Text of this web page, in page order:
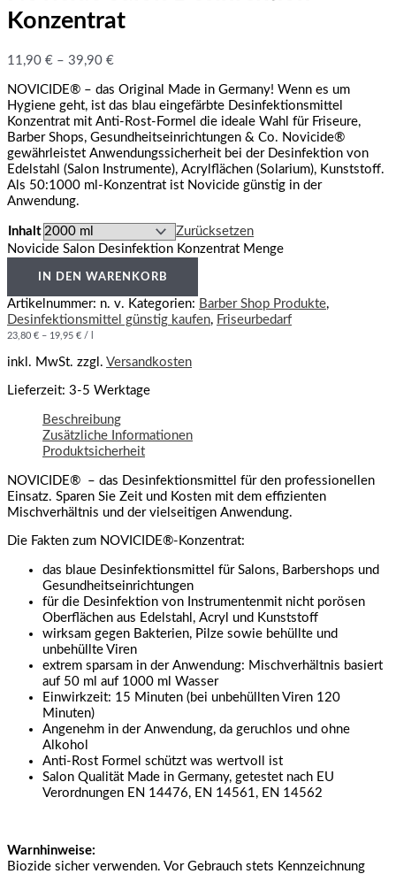
Konzentrat
11,90 € – 39,90 €
NOVICIDE® – das Original Made in Germany! Wenn es um
Hygiene geht, ist das blau eingefärbte Desinfektionsmittel
Konzentrat mit Anti-Rost-Formel die ideale Wahl für Friseure,
Barber Shops, Gesundheitseinrichtungen & Co. Novicide®
gewährleistet Anwendungssicherheit bei der Desinfektion von
Edelstahl (Salon Instrumente), Acrylflächen (Solarium), Kunststoff.
Als 50:1000 ml-Konzentrat ist Novicide günstig in der
Anwendung.
Inhalt
Zurücksetzen
Novicide Salon Desinfektion Konzentrat Menge
IN DEN WARENKORB
Artikelnummer: n. v. Kategorien: Barber Shop Produkte,
Desinfektionsmittel günstig kaufen, Friseurbedarf
23,80 € – 19,95 € /
inkl. MwSt. zzgl. Versandkosten
Lieferzeit: 3-5 Werktage
Beschreibung
Zusätzliche Informationen
Produktsicherheit
NOVICIDE® – das Desinfektionsmittel für den professionellen
Einsatz. Sparen Sie Zeit und Kosten mit dem effizienten
Mischverhältnis und der vielseitigen Anwendung.
Die Fakten zum NOVICIDE®-Konzentrat:
das blaue Desinfektionsmittel für Salons, Barbershops und
Gesundheitseinrichtungen
für die Desinfektion von Instrumentenmit nicht porösen
Oberflächen aus Edelstahl, Acryl und Kunststoff
wirksam gegen Bakterien, Pilze sowie behüllte und
unbehüllte Viren
extrem sparsam in der Anwendung: Mischverhältnis basiert
auf 50 ml auf 1000 ml Wasser
Einwirkzeit: 15 Minuten (bei unbehüllten Viren 120
Minuten)
Angenehm in der Anwendung, da geruchlos und ohne
Alkohol
Anti-Rost Formel schützt was wertvoll ist
Salon Qualität Made in Germany, getestet nach EU
Verordnungen EN 14476, EN 14561, EN 14562
Warnhinweise:
Biozide sicher verwenden. Vor Gebrauch stets Kennzeichnung